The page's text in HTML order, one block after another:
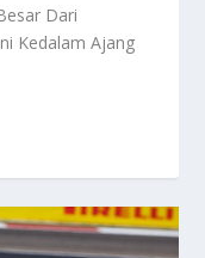
Dari
Kedalam Ajang